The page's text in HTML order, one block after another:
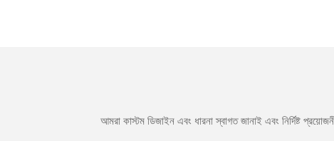
আমরা কাস্টম ডিজাইন এবং ধারনা স্বাগত জানাই এবং নির্দিষ্ট